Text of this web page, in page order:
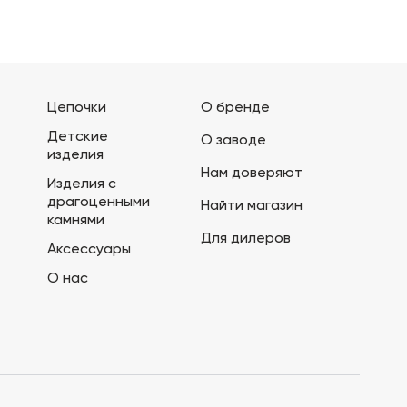
Цепочки
Детские
изделия
Изделия с
драгоценными
камнями
Аксессуары
О нас
О бренде
О заводе
Нам доверяют
Найти магазин
Для дилеров